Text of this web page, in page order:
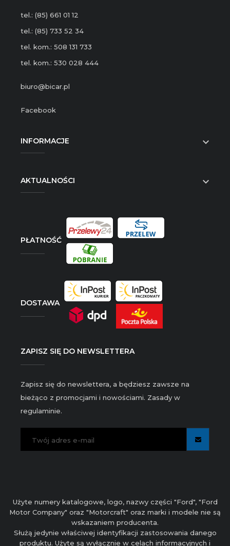
tel.: (85) 661 01 12
tel.: (85) 733 52 34
tel. kom.: 508 131 733
tel. kom.: 530 028 444
biuro@bicar.pl
Facebook
INFORMACJE 
AKTUALNOŚCI 
PŁATNOŚĆ
DOSTAWA
ZAPISZ SIĘ DO NEWSLETTERA
Zapisz się do newslettera, a będziesz zawsze na
bieżąco z promocjami i nowościami. Zasady w
regulaminie.
Użyte numery katalogowe, logo, nazwy części "Ford", "Ford
Motor Company" oraz "Motorcraft" oraz marki i modele nie są
wskazaniem producenta.
Służą jedynie właściwej identyfikacji zastosowania danego
produktu. Użyte są wyłącznie w celach informacyjnych i